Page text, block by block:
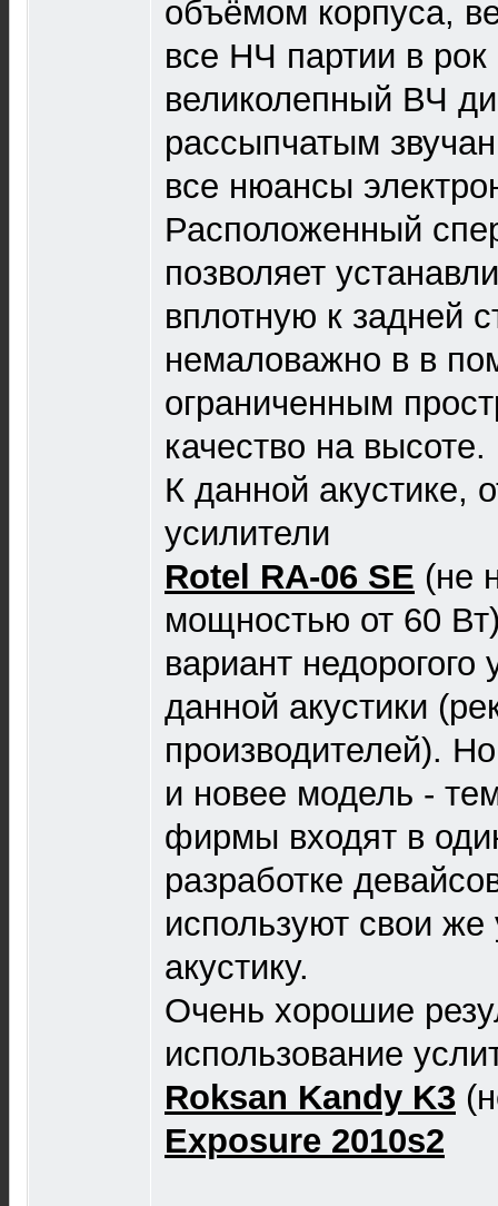
объёмом корпуса,
все НЧ партии в
великолепный ВЧ
рассыпчатым
все нюансы
Расположенный
позволяет
вплотную к задней
немаловажно в в
ограниченным
качество на высоте.
К данной акустике,
усилители
Rotel RA-06 SE (не
мощностью от 60
вариант недорогого
данной акустики
производителей).
и новее модель -
фирмы входят в
разработке
используют свои же
акустику.
Очень хорошие
использование
Roksan Kandy K3
Exposure 2010s2